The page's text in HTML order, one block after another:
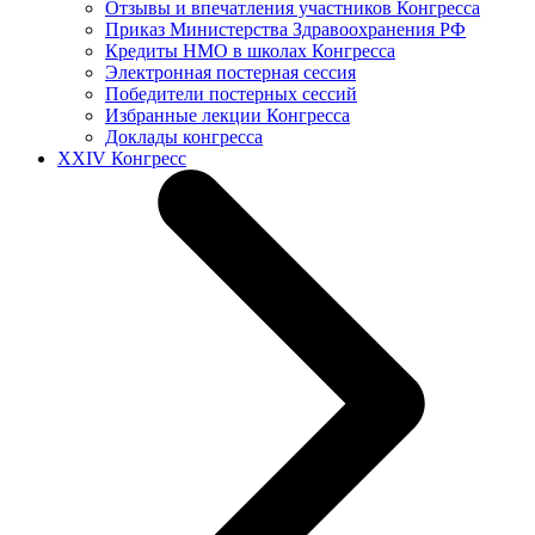
Отзывы и впечатления участников Конгресса
Приказ Министерства Здравоохранения РФ
Кредиты НМО в школах Конгресса
Электронная постерная сессия
Победители постерных сессий
Избранные лекции Конгресса
Доклады конгресса
XXIV Конгресс